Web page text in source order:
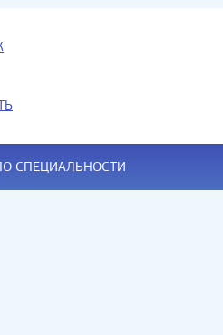
СПЕЦИАЛЬНОСТИ